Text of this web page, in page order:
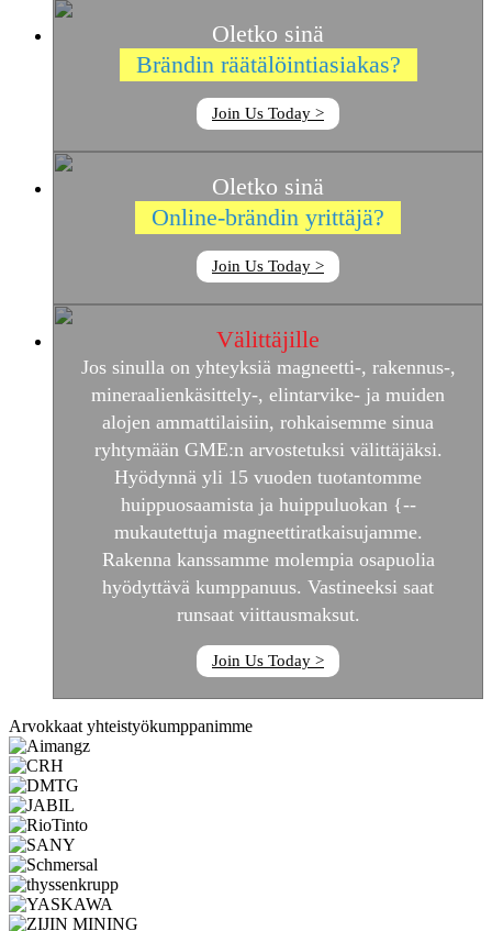
Oletko sinä
Brändin räätälöintiasiakas?
Join Us Today >
Oletko sinä
Online-brändin yrittäjä?
Join Us Today >
Välittäjille
Jos sinulla on yhteyksiä magneetti-, rakennus-,
mineraalienkäsittely-, elintarvike- ja muiden
alojen ammattilaisiin, rohkaisemme sinua
ryhtymään GME:n arvostetuksi välittäjäksi.
Hyödynnä yli 15 vuoden tuotantomme
huippuosaamista ja huippuluokan {--
mukautettuja magneettiratkaisujamme.
Rakenna kanssamme molempia osapuolia
hyödyttävä kumppanuus. Vastineeksi saat
runsaat viittausmaksut.
Join Us Today >
Arvokkaat yhteistyökumppanimme